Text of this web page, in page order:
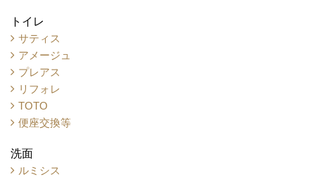
トイレ
サティス
アメージュ
プレアス
リフォレ
TOTO
便座交換等
洗面
ルミシス